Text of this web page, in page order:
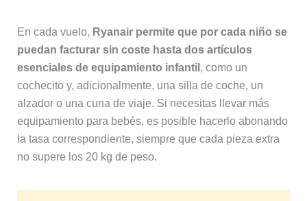
En cada vuelo, Ryanair permite que por cada niño se
puedan facturar sin coste hasta dos artículos
esenciales de equipamiento infantil , como un
cochecito y, adicionalmente, una silla de coche, un
alzador o una cuna de viaje. Si necesitas llevar más
equipamiento para bebés, es posible hacerlo abonando
la tasa correspondiente, siempre que cada pieza extra
no supere los 20 kg de peso.